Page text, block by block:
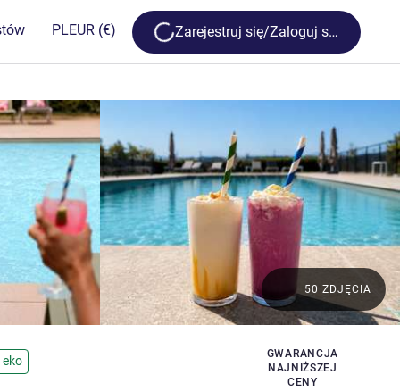
PLEUR (€) Loading...
Zarejestruj się/Zaloguj się
GWARANCJA
NAJNIŻSZEJ
CENY
50 ZDJĘCIA